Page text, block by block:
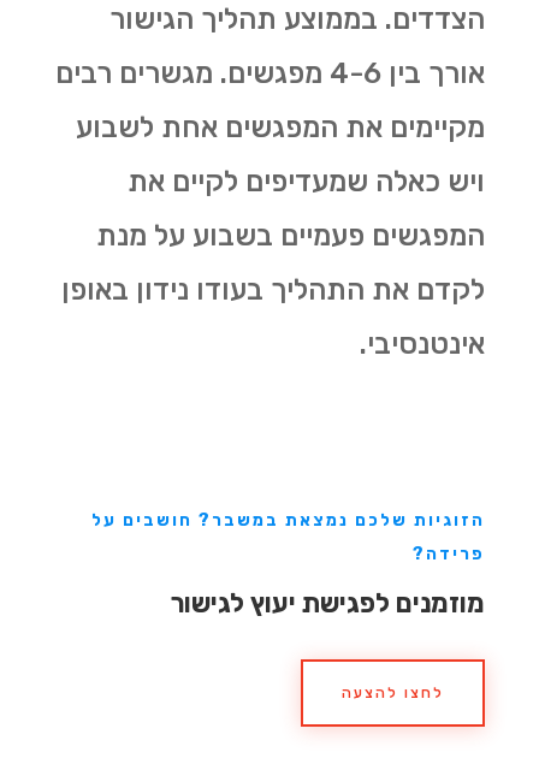
הצדדים. בממוצע תהליך הגישור
אורך בין 4-6 מפגשים. מגשרים רבים
מקיימים את המפגשים אחת לשבוע
ויש כאלה שמעדיפים לקיים את
המפגשים פעמיים בשבוע על מנת
לקדם את התהליך בעודו נידון באופן
אינטנסיבי.
הזוגיות שלכם נמצאת במשבר? חושבים על
פרידה?
מוזמנים לפגישת יעוץ לגישור
לחצו להצעה